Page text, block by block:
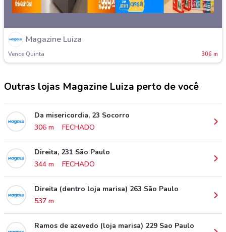
Magazine Luiza
Vence Quinta 306 m
Outras lojas Magazine Luiza perto de você
Da misericordia, 23 Socorro
306 m
FECHADO
Direita, 231 São Paulo
344 m
FECHADO
Direita (dentro loja marisa) 263 São Paulo
537 m
Ramos de azevedo (loja marisa) 229 Sao Paulo